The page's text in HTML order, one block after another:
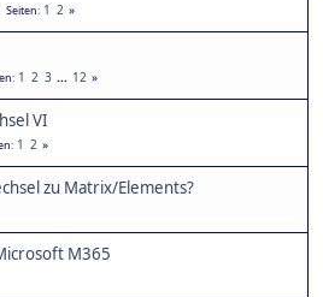
Seiten 1 2
1 2 3 ... 12
VI
1 2
zu Matrix/Elements?
M365